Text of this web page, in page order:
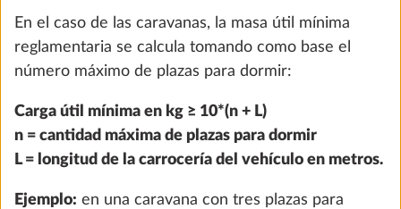
En el caso de las caravanas, la masa útil mínima
reglamentaria se calcula tomando como base el
número máximo de plazas para dormir:
Carga útil mínima en kg ≥ 10*(n + L)
n = cantidad máxima de plazas para dormir
L = longitud de la carrocería del vehículo en metros.
Ejemplo: en una caravana con tres plazas para